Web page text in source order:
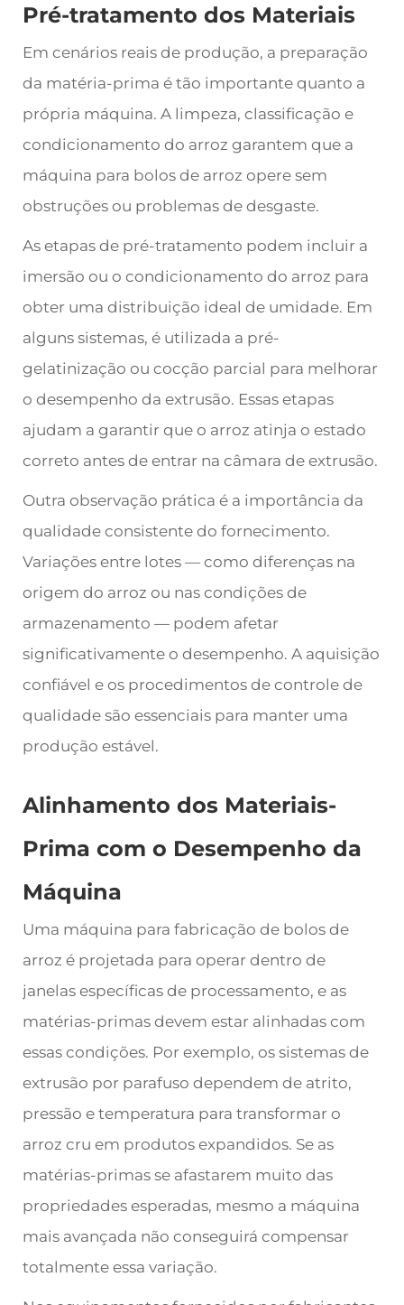
Pré-tratamento dos Materiais
Em cenários reais de produção, a preparação
da matéria-prima é tão importante quanto a
própria máquina. A limpeza, classificação e
condicionamento do arroz garantem que a
máquina para bolos de arroz opere sem
obstruções ou problemas de desgaste.
As etapas de pré-tratamento podem incluir a
imersão ou o condicionamento do arroz para
obter uma distribuição ideal de umidade. Em
alguns sistemas, é utilizada a pré-
gelatinização ou cocção parcial para melhorar
o desempenho da extrusão. Essas etapas
ajudam a garantir que o arroz atinja o estado
correto antes de entrar na câmara de extrusão.
Outra observação prática é a importância da
qualidade consistente do fornecimento.
Variações entre lotes — como diferenças na
origem do arroz ou nas condições de
armazenamento — podem afetar
significativamente o desempenho. A aquisição
confiável e os procedimentos de controle de
qualidade são essenciais para manter uma
produção estável.
Alinhamento dos Materiais-
Prima com o Desempenho da
Máquina
Uma máquina para fabricação de bolos de
arroz é projetada para operar dentro de
janelas específicas de processamento, e as
matérias-primas devem estar alinhadas com
essas condições. Por exemplo, os sistemas de
extrusão por parafuso dependem de atrito,
pressão e temperatura para transformar o
arroz cru em produtos expandidos. Se as
matérias-primas se afastarem muito das
propriedades esperadas, mesmo a máquina
mais avançada não conseguirá compensar
totalmente essa variação.